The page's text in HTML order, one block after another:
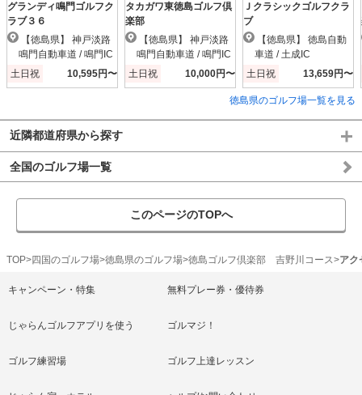
グランディ鳴門ゴルフク
ラブ３６
鳴門自動車道 / 鳴門IC
土日祝
10,595円〜
タカガワ東徳島ゴルフ倶
楽部
鳴門自動車道 / 鳴門IC
土日祝
10,000円〜
Ｊクラシックゴルフクラ
ブ
車道 / 土成IC
土日祝
13,659円〜
徳島県のゴルフ場一覧を見る
近隣都道府県から探す
全国のゴルフ場一覧
このページのTOPへ
TOP 四国のゴルフ場 徳島県のゴルフ場 徳島ゴルフ倶楽部 吉野川コース アク
キャンペーン・特集 無料プレー券・優待券
じゃらんゴルフアプリを使う ゴルマジ！
ゴルフ練習場 ゴルフ上達レッスン